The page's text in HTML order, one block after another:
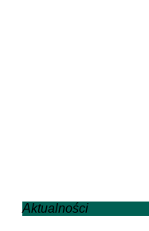
Aktualności